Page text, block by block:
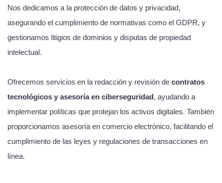
Nos dedicamos a la protección de datos y privacidad,
asegurando el cumplimiento de normativas como el GDPR, y
gestionamos litigios de dominios y disputas de propiedad
intelectual.
Ofrecemos servicios en la redacción y revisión de contratos
tecnológicos y asesoría en ciberseguridad, ayudando a
implementar políticas que protejan los activos digitales. También
proporcionamos asesoría en comercio electrónico, facilitando el
cumplimiento de las leyes y regulaciones de transacciones en
línea.